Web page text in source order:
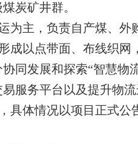
炭矿井群‌。
为主，负责自产煤、外
成以点带面、布线织
同发展和探索“智慧物
服务平台以及提升物
具体情况以项目正式公